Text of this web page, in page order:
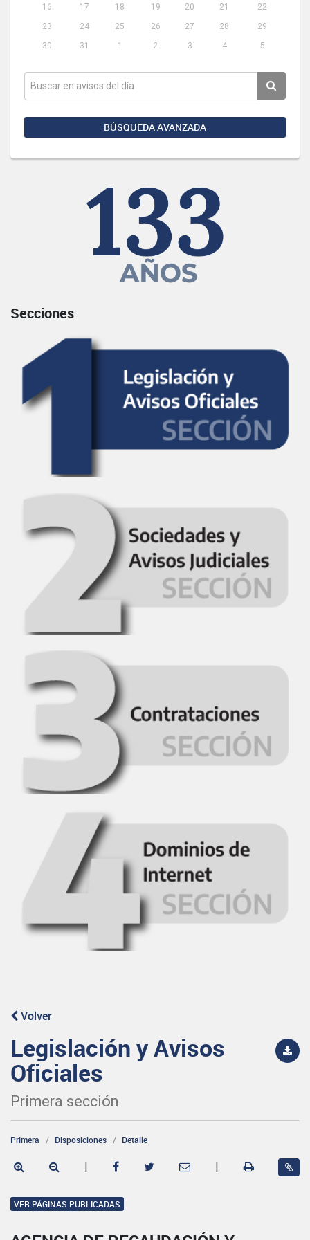
16
17 18 19 20 21
22
23
24 25 26 27 28
29
30
31 1 2 3 4 5
BÚSQUEDA AVANZADA
Secciones
Volver
Legislación y Avisos
Oficiales
Primera sección
Primera Disposiciones Detalle
| |
VER PÁGINAS PUBLICADAS